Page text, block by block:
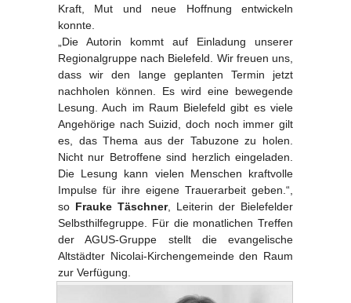
Kraft, Mut und neue Hoffnung entwickeln
konnte.
„Die Autorin kommt auf Einladung unserer
Regionalgruppe nach Bielefeld. Wir freuen uns,
dass wir den lange geplanten Termin jetzt
nachholen können. Es wird eine bewegende
Lesung. Auch im Raum Bielefeld gibt es viele
Angehörige nach Suizid, doch noch immer gilt
es, das Thema aus der Tabuzone zu holen.
Nicht nur Betroffene sind herzlich eingeladen.
Die Lesung kann vielen Menschen kraftvolle
Impulse für ihre eigene Trauerarbeit geben.“,
so Frauke Täschner, Leiterin der Bielefelder
Selbsthilfegruppe. Für die monatlichen Treffen
der AGUS-Gruppe stellt die evangelische
Altstädter Nicolai-Kirchengemeinde den Raum
zur Verfügung.